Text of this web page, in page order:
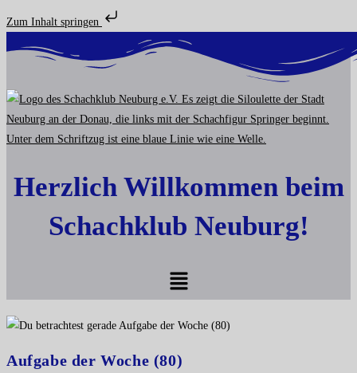
Zum Inhalt springen
Herzlich Willkommen beim
Schachklub Neuburg!
Menü
Aufgabe der Woche (80)